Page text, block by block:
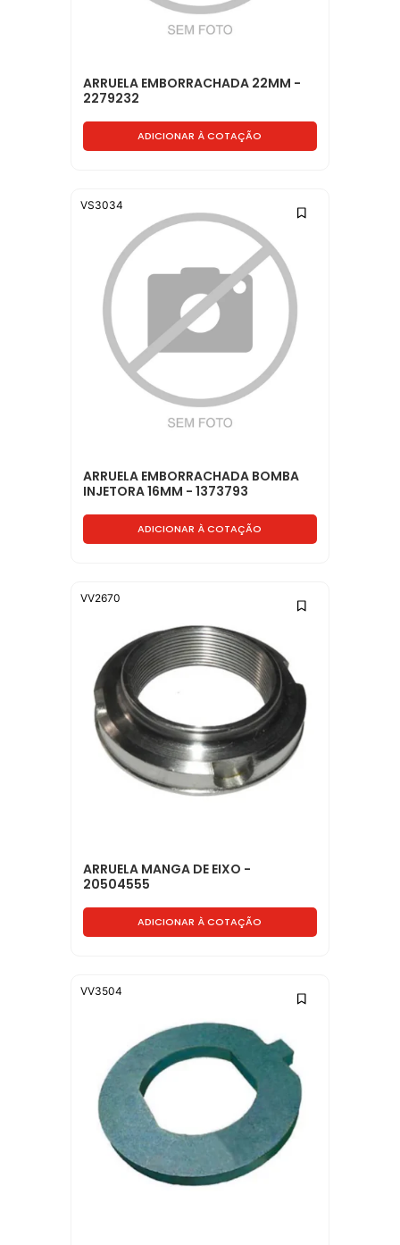
ARRUELA EMBORRACHADA 22MM -
2279232
ADICIONAR À COTAÇÃO
ARRUELA EMBORRACHADA BOMBA
INJETORA 16MM - 1373793
ADICIONAR À COTAÇÃO
VS3034
ARRUELA MANGA DE EIXO -
20504555
ADICIONAR À COTAÇÃO
VV2670
VV3504